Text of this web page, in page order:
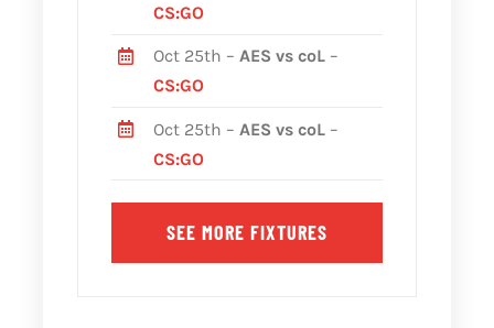
CS:GO
Oct 25th –AES vs coL –
CS:GO
Oct 25th – AES vs coL –
CS:GO
SEE MORE FIXTURES